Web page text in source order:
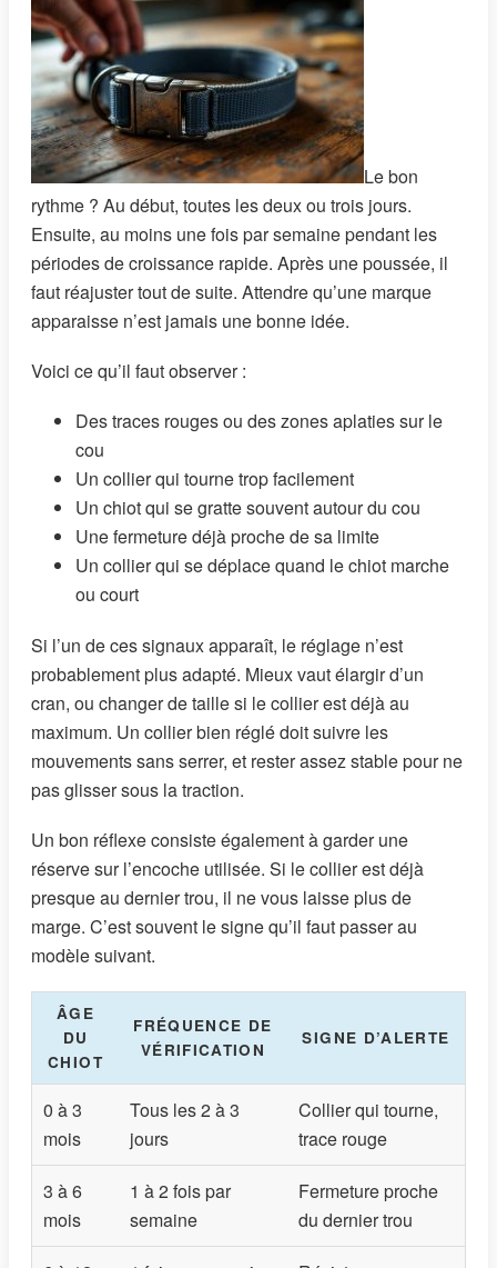
Le bon
rythme ? Au début, toutes les deux ou trois jours.
Ensuite, au moins une fois par semaine pendant les
périodes de croissance rapide. Après une poussée, il
faut réajuster tout de suite. Attendre qu’une marque
apparaisse n’est jamais une bonne idée.
Voici ce qu’il faut observer :
Des traces rouges ou des zones aplaties sur le
cou
Un collier qui tourne trop facilement
Un chiot qui se gratte souvent autour du cou
Une fermeture déjà proche de sa limite
Un collier qui se déplace quand le chiot marche
ou court
Si l’un de ces signaux apparaît, le réglage n’est
probablement plus adapté. Mieux vaut élargir d’un
cran, ou changer de taille si le collier est déjà au
maximum. Un collier bien réglé doit suivre les
mouvements sans serrer, et rester assez stable pour ne
pas glisser sous la traction.
Un bon réflexe consiste également à garder une
réserve sur l’encoche utilisée. Si le collier est déjà
presque au dernier trou, il ne vous laisse plus de
marge. C’est souvent le signe qu’il faut passer au
modèle suivant.
ÂGE
DU
CHIOT
FRÉQUENCE DE
VÉRIFICATION
SIGNE D’ALERTE
0 à 3
mois
Tous les 2 à 3
jours
Collier qui tourne,
trace rouge
3 à 6
mois
1 à 2 fois par
semaine
Fermeture proche
du dernier trou